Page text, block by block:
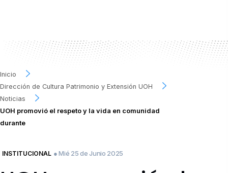
Inicio
Dirección de Cultura Patrimonio y Extensión UOH
Noticias
UOH promovió el respeto y la vida en comunidad
durante
INSTITUCIONAL ● Mié 25 de Junio 2025